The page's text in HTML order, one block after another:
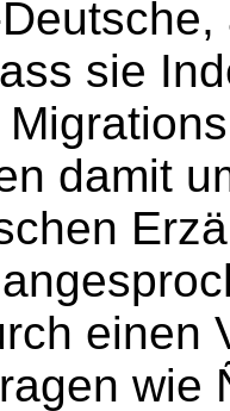
sie
damit
einen
wie